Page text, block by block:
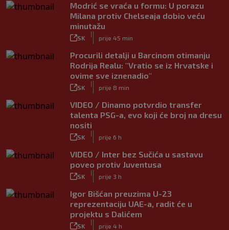
Modrić se vraća u formu: U porazu
Milana protiv Chelseaja dobio veću
minutažu
SK
|
prije 45 min
Procurili detalji u Barcinom otimanju
Rodrija Realu: "Vratio se iz Hrvatske i
ovime sve iznenadio"
SK
|
prije 8 min
VIDEO / Dinamo potvrdio transfer
talenta PSG-a, evo koji će broj na dresu
nositi
SK
|
prije 6 h
VIDEO / Inter bez Sučića u sastavu
poveo protiv Juventusa
SK
|
prije 3 h
Igor Bišćan preuzima U-23
reprezentaciju UAE-a, radit će u
projektu s Dalićem
SK
|
prije 4 h